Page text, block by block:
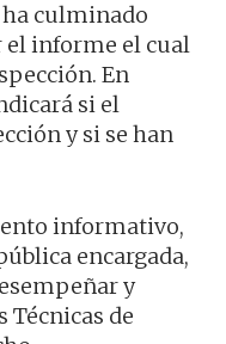
culminado
el informe el cual
En
si el
y si se han
informativo,
encargada,
y
Técnicas de